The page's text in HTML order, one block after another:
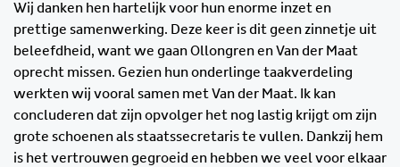
Wij danken hen hartelijk voor hun enorme inzet en
prettige samenwerking. Deze keer is dit geen zinnetje uit
beleefdheid, want we gaan Ollongren en Van der Maat
oprecht missen. Gezien hun onderlinge taakverdeling
werkten wij vooral samen met Van der Maat. Ik kan
concluderen dat zijn opvolger het nog lastig krijgt om zijn
grote schoenen als staatssecretaris te vullen. Dankzij hem
is het vertrouwen gegroeid en hebben we veel voor elkaar